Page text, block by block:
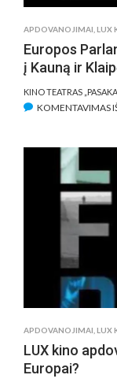
APDOVANOJIMAI,LUX
Europos
į Kauną ir
KINO TEATRAS
KOMENTAVIMAS
APDOVANOJIMAI LUX
LUX kino
Europai?